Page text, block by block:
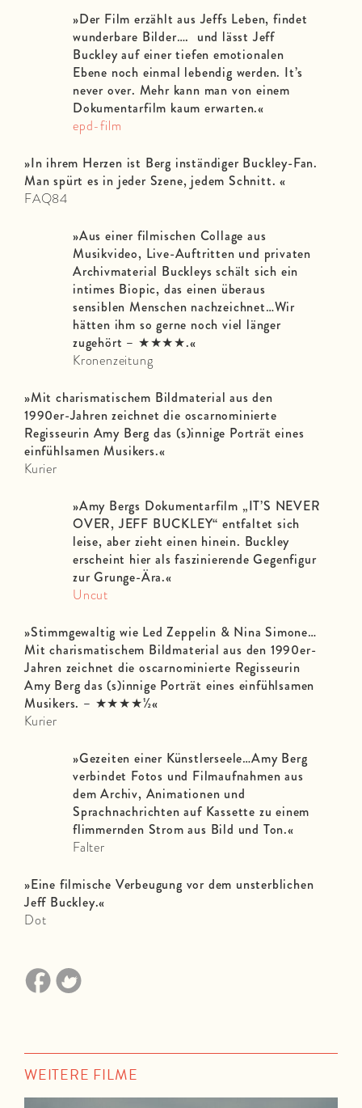
»Der Film erzählt aus Jeffs Leben, findet
wunderbare Bilder…. und lässt Jeff
Buckley auf einer tiefen emotionalen
Ebene noch einmal lebendig werden. It’s
never over. Mehr kann man von einem
Dokumentarfilm kaum erwarten.«
epd-film
»In ihrem Herzen ist Berg inständiger Buckley-Fan.
Man spürt es in jeder Szene, jedem Schnitt.«
FAQ84
»Aus einer filmischen Collage aus
Musikvideo, Live-Auftritten und privaten
Archivmaterial Buckleys schält sich ein
intimes Biopic, das einen überaus
sensiblen Menschen nachzeichnet…Wir
hätten ihm so gerne noch viel länger
zugehört – ★★★★.«
Kronenzeitung
»Mit charismatischem Bildmaterial aus den
1990er-Jahren zeichnet die oscarnominierte
Regisseurin Amy Berg das (s)innige Porträt eines
einfühlsamen Musikers.«
Kurier
»Amy Bergs Dokumentarfilm „IT’S NEVER
OVER, JEFF BUCKLEY“ entfaltet sich
leise, aber zieht einen hinein. Buckley
erscheint hier als faszinierende Gegenfigur
zur Grunge-Ära.«
Uncut
»Stimmgewaltig wie Led Zeppelin & Nina Simone…
Mit charismatischem Bildmaterial aus den 1990er-
Jahren zeichnet die oscarnominierte Regisseurin
Amy Berg das (s)innige Porträt eines einfühlsamen
Musikers. – ★★★★½«
Kurier
»Gezeiten einer Künstlerseele…Amy Berg
verbindet Fotos und Filmaufnahmen aus
dem Archiv, Animationen und
Sprachnachrichten auf Kassette zu einem
flimmernden Strom aus Bild und Ton.«
Falter
»Eine filmische Verbeugung vor dem unsterblichen
Jeff Buckley.«
Dot
WEITERE FILME